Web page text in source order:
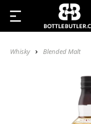
Whisky Blended Malt